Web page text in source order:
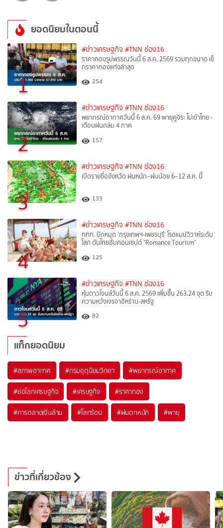
ยอดนิยมในตอนนี้
1
#ข่าวเศรษฐกิจ #TNN ช่อง16
ราคาทองรูปพรรณวันนี้ 6 ส.ค. 2569 รวมทุกขนาด เช็
กราคาทองแท่งล่าสุด
254
2
#ข่าวเศรษฐกิจ #TNN ช่อง16
พยากรณ์อากาศวันนี้ 6 ส.ค. 69 พายุคูจิระ ไม่เข้าไทย -
เตือนฝนถล่ม 4 ภาค
157
3
#ข่าวเศรษฐกิจ #TNN ช่อง16
เปิดรายชื่อจังหวัด ฝนหนัก–ฝนน้อย 6–12 ส.ค. นี้
133
4
#ข่าวเศรษฐกิจ #TNN ช่อง16
ททท. ปักหมุด ‘กรุงเทพฯ-เพชรบุรี’ โรดแมปวิวาห์ระดับ
โลก ดันไทยฮับคอนเซปต์ "Romance Tourism"
125
5
#ข่าวเศรษฐกิจ #TNN ช่อง16
หุ้นดาวโจนส์วันนี้ 6 ส.ค. 2569 เพิ่มขึ้น 263.24 จุด รับ
ความหวังเจรจาอิหร่าน-สหรัฐ
82
แท็กยอดนิยม
#สภาพอากาศ #กรมอุตุนิยมวิทยา #พยากรณ์อากาศ
#ย่อโลกเศรษฐกิจ #เศรษฐกิจ #ราคาทอง
#การตลาดเงินล้าน #โลกร้อน #ฝนตกหนัก #พายุ
ข่าวที่เกี่ยวข้อง